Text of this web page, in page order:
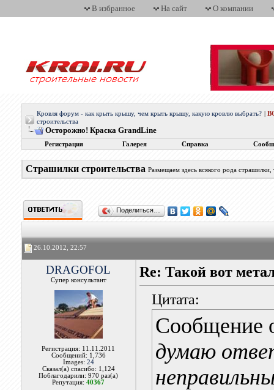
В избранное На сайт О компании
Кровля форум - как крыть крышу, чем крыть крышу, какую кровлю выбрать?
строительства
Осторожно! Краска GrandLine
Регистрация Галерея Справка
Страшилки строительства Размещаем здесь всякого рода
Поделиться…
26.10.2012, 22:57
DRAGOFOL
Супер консультант
Регистрация: 11.11.2011
Сообщений: 1,736
Images: 24
Сказал(а) спасибо: 1,124
Поблагодарили: 970 раз(а)
Репутация:40367
Re: Такой вот
Цитата:
Сообщение
думаю